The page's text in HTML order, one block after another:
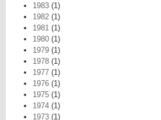
1983 (1)
1982 (1)
1981 (1)
1980 (1)
1979 (1)
1978 (1)
1977 (1)
1976 (1)
1975 (1)
1974 (1)
1973 (1)